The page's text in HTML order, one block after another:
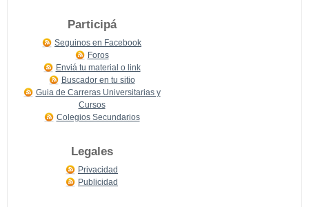
Participá
Seguinos en Facebook
Foros
Enviá tu material o link
Buscador en tu sitio
Guia de Carreras Universitarias y
Cursos
Colegios Secundarios
Legales
Privacidad
Publicidad